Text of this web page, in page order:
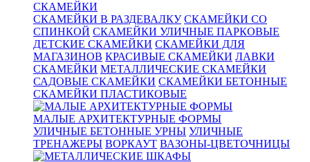
СКАМЕЙКИ
СКАМЕЙКИ В РАЗДЕВАЛКУ СКАМЕЙКИ СО
СПИНКОЙ СКАМЕЙКИ УЛИЧНЫЕ ПАРКОВЫЕ
ДЕТСКИЕ СКАМЕЙКИ СКАМЕЙКИ ДЛЯ
МАГАЗИНОВ КРАСИВЫЕ СКАМЕЙКИ ЛАВКИ
СКАМЕЙКИ МЕТАЛЛИЧЕСКИЕ СКАМЕЙКИ
САДОВЫЕ СКАМЕЙКИ СКАМЕЙКИ БЕТОННЫЕ
СКАМЕЙКИ ПЛАСТИКОВЫЕ
МАЛЫЕ АРХИТЕКТУРНЫЕ ФОРМЫ
УЛИЧНЫЕ БЕТОННЫЕ УРНЫ УЛИЧНЫЕ
ТРЕНАЖЕРЫ ВОРКАУТ ВАЗОНЫ-ЦВЕТОЧНИЦЫ